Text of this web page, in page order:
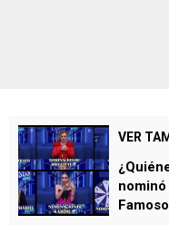
VER